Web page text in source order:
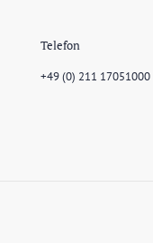
Telefon
+49 (0) 211 17051000